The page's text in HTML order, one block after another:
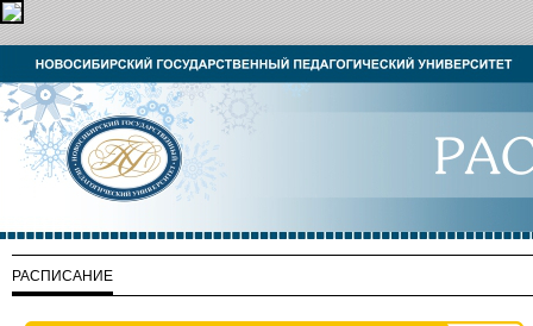
РАСПИСАНИЕ